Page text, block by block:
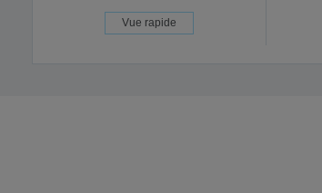
Vue rapide